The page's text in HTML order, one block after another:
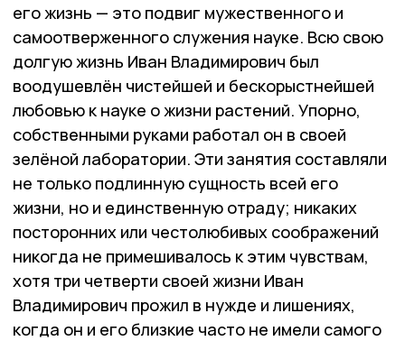
его жизнь — это подвиг мужественного и
самоотверженного служения науке. Всю свою
долгую жизнь Иван Владимирович был
воодушевлён чистейшей и бескорыстнейшей
любовью к науке о жизни растений. Упорно,
собственными руками работал он в своей
зелёной лаборатории. Эти занятия составляли
не только подлинную сущность всей его
жизни, но и единственную отраду; никаких
посторонних или честолюбивых соображений
никогда не примешивалось к этим чувствам,
хотя три четверти своей жизни Иван
Владимирович прожил в нужде и лишениях,
когда он и его близкие часто не имели самого